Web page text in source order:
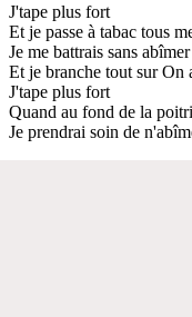
J'tape plus fort
Et je passe à tabac tous
Je me battrais sans
Et je branche tout sur On
J'tape plus fort
Quand au fond de la
Je prendrai soin de